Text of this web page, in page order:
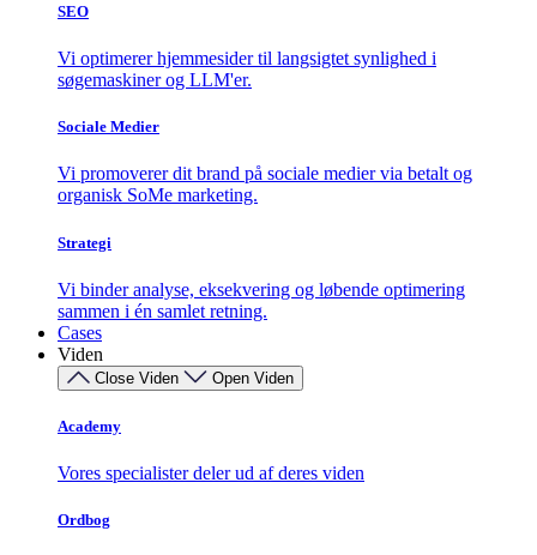
SEO
Vi optimerer hjemmesider til langsigtet synlighed i
søgemaskiner og LLM'er.
Sociale Medier
Vi promoverer dit brand på sociale medier via betalt og
organisk SoMe marketing.
Strategi
Vi binder analyse, eksekvering og løbende optimering
sammen i én samlet retning.
Cases
Viden
Close Viden Open Viden
Academy
Vores specialister deler ud af deres viden
Ordbog